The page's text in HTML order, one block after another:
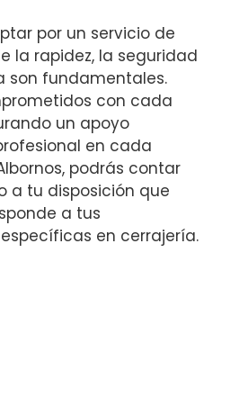
por un servicio de
la rapidez, la seguridad
son fundamentales.
con cada
un apoyo
en cada
podrás contar
a tu disposición que
a tus
en cerrajería.